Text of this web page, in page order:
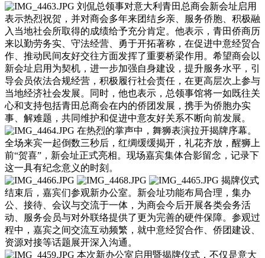
刘侃总领事对意大利青田总商会新会址启用
表示热烈祝贺，并对商会多年来团结乡亲、服务侨胞、积极融
入当地社会所取得的成绩给予充分肯定。他表示，青田侨商历
来以勤劳务实、守法经营、勇于开拓著称，在促进中意经贸合
作、推动民间友好交往方面发挥了重要桥梁作用。希望商会以
新会址启用为契机，进一步加强自身建设，提升服务水平，引
导会员依法合规经营，积极履行社会责任，在更高层次上参与
当地经济社会发展。同时，他也表示，总领事馆将一如既往关
心和支持包括青田总商会在内的侨团发展，携手为侨胞办实
事、解难题，共同维护和促进中意友好关系不断向前发展。
在热烈的掌声中，舞狮表演拉开揭牌序幕。
全场来宾一起倒数三秒后，红绸缓缓揭开，礼花齐放，醒狮上
前“贺喜”，新会址正式亮相。现场嘉宾集体合影留念，记录下
这一具有纪念意义的时刻。
揭牌仪式
结束后，嘉宾们参观新办公室。新会址功能布局合理，集办
公、接待、会议与交流于一体，为商会今后开展各类会务活
动、服务会员与对外联络提供了更为完善的硬件保障。参观过
程中，嘉宾之间交流互动频繁，就中意经贸合作、侨团建设、
资源对接等话题展开深入沟通。
本次新办公室启用暨揭牌仪式，不仅是意大